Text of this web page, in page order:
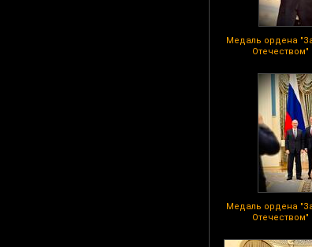
Медаль ордена
Отечеством"
Медаль ордена
Отечеством"